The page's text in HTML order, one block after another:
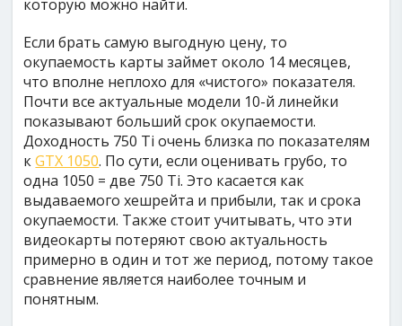
которую можно найти.
Если брать самую выгодную цену, то
окупаемость карты займет около 14 месяцев,
что вполне неплохо для «чистого» показателя.
Почти все актуальные модели 10-й линейки
показывают больший срок окупаемости.
Доходность 750 Ti очень близка по показателям
кGTX 1050. По сути, если оценивать грубо, то
одна 1050 = две 750 Ti. Это касается как
выдаваемого хешрейта и прибыли, так и срока
окупаемости. Также стоит учитывать, что эти
видеокарты потеряют свою актуальность
примерно в один и тот же период, потому такое
сравнение является наиболее точным и
понятным.